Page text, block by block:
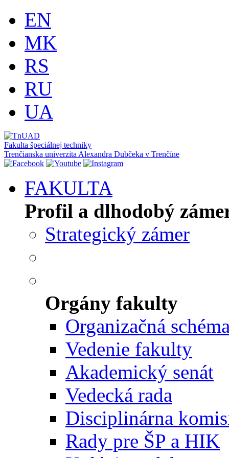
EN
MK
RS
RU
UA
Fakulta špeciálnej techniky
Trenčianska univerzita Alexandra Dubčeka v Trenčíne
FAKULTA
Profil a dlhodobý
Strategický zámer
Orgány fakulty
Organizačná
Vedenie fakulty
Akademický senát
Vedecká rada
Disciplinárna
Rady pre ŠP a HIK